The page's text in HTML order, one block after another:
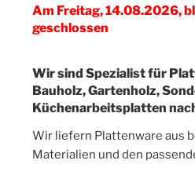
Am Freitag, 14.08.2026,
geschlossen
Wir sind Spezialist für
Bauholz, Gartenholz,
Küchenarbeitsplatten
Wir liefern Plattenware aus
Materialien und den